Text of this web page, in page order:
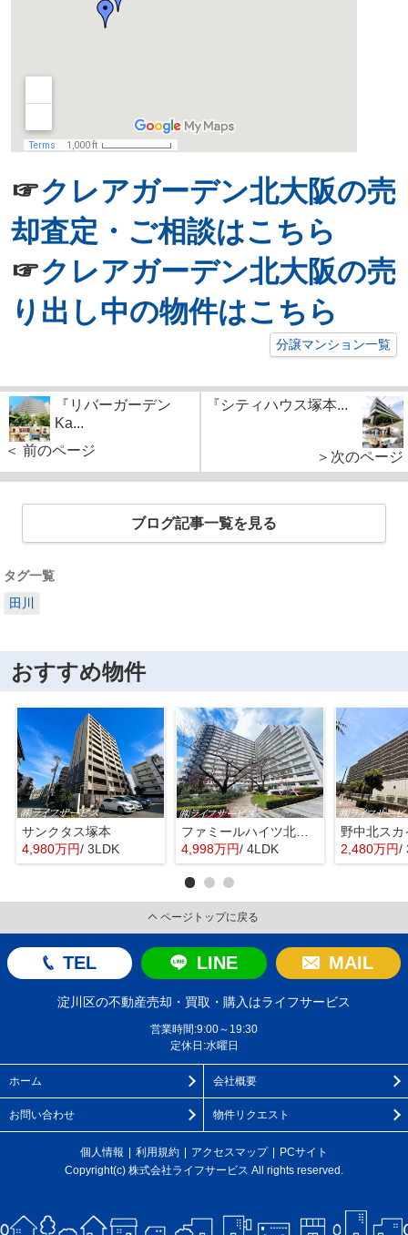
☞クレアガーデン北大阪の売
却査定・ご相談はこちら
☞クレアガーデン北大阪の売
り出し中の物件はこちら
分譲マンション一覧
『リバーガーデン
Ka...
＜ 前のページ
『シティハウス塚本...
＞次のページ
ブログ記事一覧を見る
タグ一覧
田川
おすすめ物件
サンクタス塚本
4,980万円/ 3LDK
ファミールハイツ北大阪４号棟
4,998万円/ 4LDK
野中北スカ
2,480万円/
ページトップに戻る
TEL LINE MAIL
淀川区の不動産売却・買取・購入はライフサービス
営業時間:9:00～19:30
定休日:水曜日
ホーム 会社概要
お問い合わせ 物件リクエスト
個人情報 利用規約 アクセスマップ
PCサイト
Copyright(c) 株式会社ライフサービス All rights reserved.